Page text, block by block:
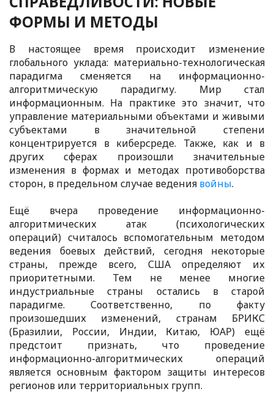
ФОРМЫ И МЕТОДЫ
В настоящее время происходит изменение
глобального уклада: материально-технологическая
парадигма сменяется на информационно-
алгоритмическую парадигму. Мир стал
информационным. На практике это значит, что
управление материальными объектами и живыми
субъектами в значительной степени
концентрируется в киберсреде. Также, как и в
других сферах произошли значительные
изменения в формах и методах противоборства
сторон, в предельном случае ведения войны.
Ещё вчера проведение информационно-
алгоритмических атак (психологических
операций) считалось вспомогательным методом
ведения боевых действий, сегодня некоторые
страны, прежде всего, США определяют их
приоритетными. Тем не менее многие
индустриальные страны остались в старой
парадигме. Соответственно, по факту
произошедших изменений, странам БРИКС
(Бразилии, России, Индии, Китаю, ЮАР) ещё
предстоит признать, что проведение
информационно-алгоритмических операций
является основным фактором защиты интересов
регионов или территориальных групп.